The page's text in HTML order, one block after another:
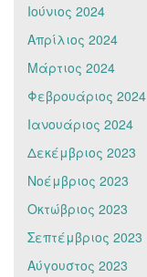
Ιούνιος 2024
Απρίλιος 2024
Μάρτιος 2024
Φεβρουάριος 2024
Ιανουάριος 2024
Δεκέμβριος 2023
Νοέμβριος 2023
Οκτώβριος 2023
Σεπτέμβριος 2023
Αύγουστος 2023